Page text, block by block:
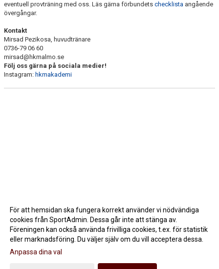
eventuell provträning med oss. Läs gärna förbundets checklista angående
övergångar.
Kontakt
Mirsad Pezikosa, huvudtränare
0736-79 06 60
mirsad@hkmalmo.se
Följ oss gärna på sociala medier!
Instagram: hkmakademi
Gå till Webbversion
För att hemsidan ska fungera korrekt använder vi nödvändiga
cookies från SportAdmin. Dessa går inte att stänga av.
Föreningen kan också använda frivilliga cookies, t.ex. för statistik
eller marknadsföring. Du väljer själv om du vill acceptera dessa.
Anpassa dina val